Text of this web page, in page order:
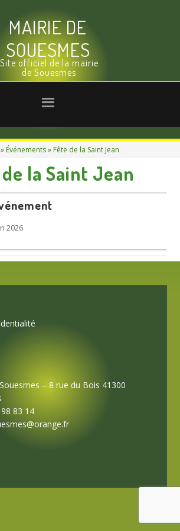
MAIRIE DE
SOUESMES
Site officiel de la mairie
de Souesmes
» Événements» Fête de la Saint Jean
la Saint Jean
2026
– 8 rue du Bois 41300
83 14